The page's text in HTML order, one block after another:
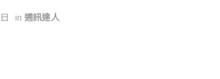
in 通訊達人